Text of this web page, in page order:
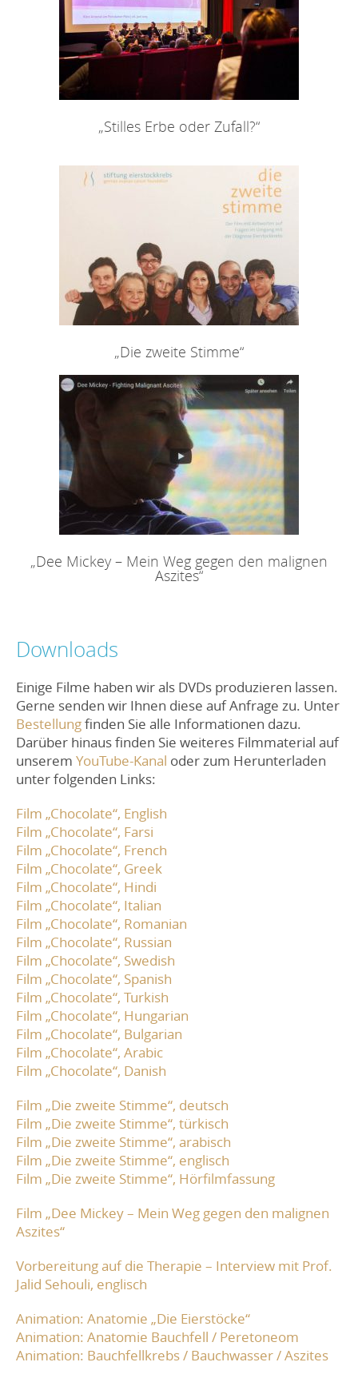
„Stilles Erbe oder Zufall?“
„Die zweite Stimme“
„Dee Mickey – Mein Weg gegen den malignen
Aszites“
Downloads
Einige Filme haben wir als DVDs produzieren lassen.
Gerne senden wir Ihnen diese auf Anfrage zu. Unter
Bestellungfinden Sie alle Informationen dazu.
Darüber hinaus finden Sie weiteres Filmmaterial auf
unserem YouTube-Kanal oder zum Herunterladen
unter folgenden Links:
Film „Chocolate“, English
Film „Chocolate“, Farsi
Film „Chocolate“, French
Film „Chocolate“, Greek
Film „Chocolate“, Hindi
Film „Chocolate“, Italian
Film „Chocolate“, Romanian
Film „Chocolate“, Russian
Film „Chocolate“, Swedish
Film „Chocolate“, Spanish
Film „Chocolate“, Turkish
Film „Chocolate“, Hungarian
Film „Chocolate“, Bulgarian
Film „Chocolate“, Arabic
Film „Chocolate“, Danish
Film „Die zweite Stimme“, deutsch
Film „Die zweite Stimme“, türkisch
Film „Die zweite Stimme“, arabisch
Film „Die zweite Stimme“, englisch
Film „Die zweite Stimme“, Hörfilmfassung
Film „Dee Mickey – Mein Weg gegen den malignen
Aszites“
Vorbereitung auf die Therapie – Interview mit Prof.
Jalid Sehouli, englisch
Animation: Anatomie „Die Eierstöcke“
Animation: Anatomie Bauchfell / Peretoneom
Animation: Bauchfellkrebs / Bauchwasser / Aszites